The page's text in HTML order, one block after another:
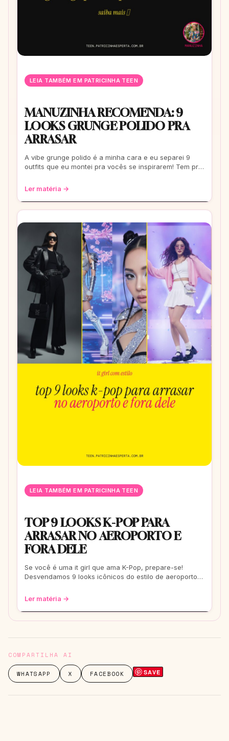
LEIA TAMBÉM EM PATRICINHA TEEN
MANUZINHA RECOMENDA: 9
LOOKS GRUNGE POLIDO PRA
ARRASAR
A vibe grunge polido é a minha cara e eu separei 9
outfits que eu montei pra vocês se inspirarem! Tem pra
Ler matéria →
LEIA TAMBÉM EM PATRICINHA TEEN
TOP 9 LOOKS K-POP PARA
ARRASAR NO AEROPORTO E
FORA DELE
Se você é uma it girl que ama K-Pop, prepare-se!
Desvendamos 9 looks icônicos do estilo de aeroporto
Ler matéria →
COMPARTILHA AI
WHATSAPP X FACEBOOK SAVE